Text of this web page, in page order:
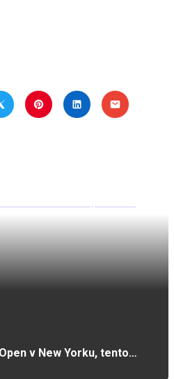
v New Yorku, tento…